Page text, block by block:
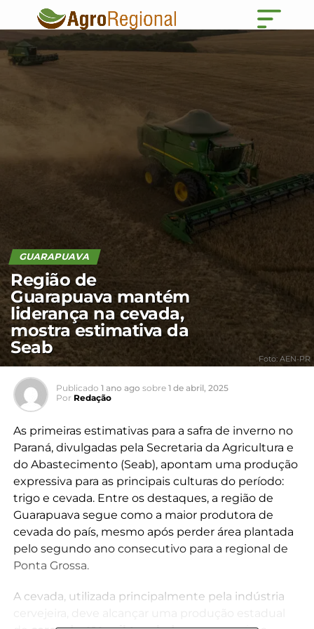
GUARAPUAVA
Região de
Guarapuava mantém
liderança na cevada,
mostra estimativa da
Seab
Foto: AEN-PR
Publicado 1 ano ago sobre 1 de abril, 2025
Por Redação
As primeiras estimativas para a safra de inverno no
Paraná, divulgadas pela Secretaria da Agricultura e
do Abastecimento (Seab), apontam uma produção
expressiva para as principais culturas do período:
trigo e cevada. Entre os destaques, a região de
Guarapuava segue como a maior produtora de
cevada do país, mesmo após perder área plantada
pelo segundo ano consecutivo para a regional de
Ponta Grossa.
A cevada, utilizada principalmente pela indústria